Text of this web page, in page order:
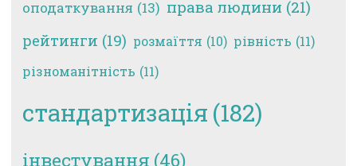
оподаткування (13) права людини (21)
рейтинги (19) розмаїття (10) рівність (11)
різноманітність (11)
стандартизація (182)
інвестування (46)